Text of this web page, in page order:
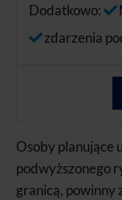
Dodatkowo:
zdarzenia
Osoby planujące
podwyższonego
granicą, powinny